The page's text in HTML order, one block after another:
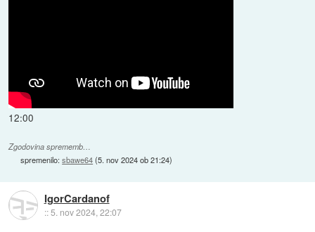
12:00
Zgodovina sprememb…
spremenilo:sbawe64(5. nov 2024 ob 21:24)
IgorCardanof
::5. nov 2024, 22:07